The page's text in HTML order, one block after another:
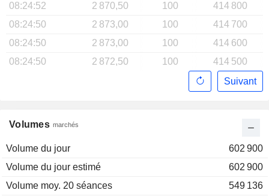
Volumes marchés
Volume du jour
602 900
Volume du jour estimé
602 900
Volume moy. 20 séances
549 136
08:24:52
2 870,50 100
414 800
08:24:50
2 873,00 100
414 700
08:24:50
2 873,00 100
414 600
08:24:50
2 872,50 100
414 500
Suivant